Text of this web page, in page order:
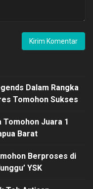
Dalam Rangka
Tomohon Sukses
Tomohon Juara 1
Barat
Berproses di
YSK